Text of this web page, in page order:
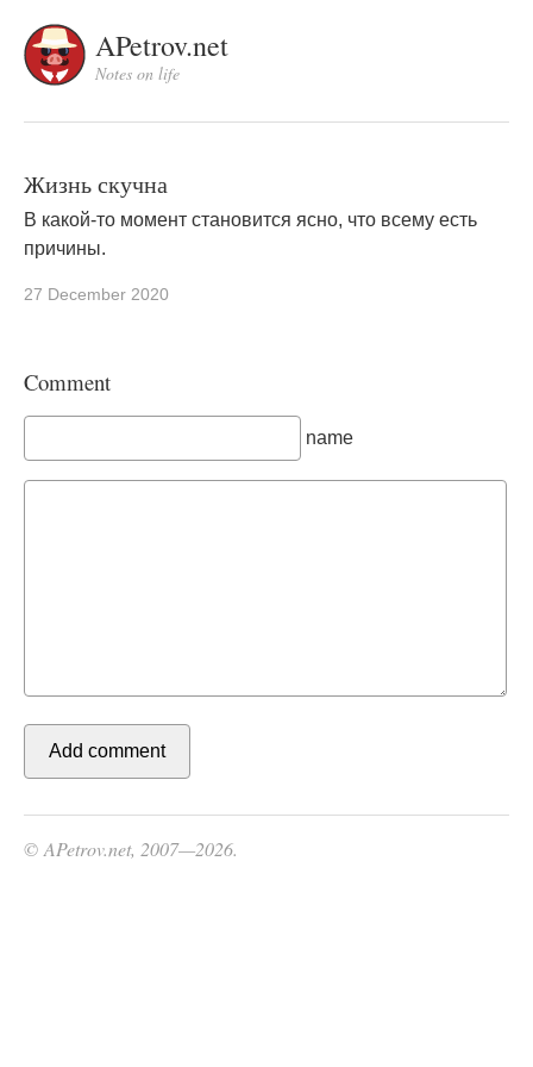
APetrov.net
Notes on life
Жизнь скучна
В какой-то момент становится ясно, что всему есть
причины.
27 December 2020
Comment
name
© APetrov.net, 2007—2026.